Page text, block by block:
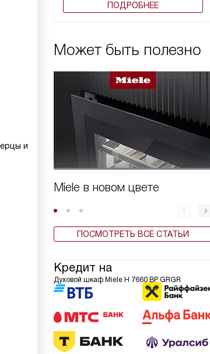
ПОДРОБНЕЕ
Может быть полезно
Miele в новом цвете
ПОСМОТРЕТЬ ВСЕ СТАТЬИ
Кредит на
Духовой шкаф Miele H 7660 BP GRGR
и